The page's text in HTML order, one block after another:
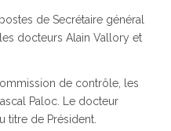
de Secrétaire général
docteurs Alain Vallory et
de contrôle, les
Paloc. Le docteur
titre de Président.